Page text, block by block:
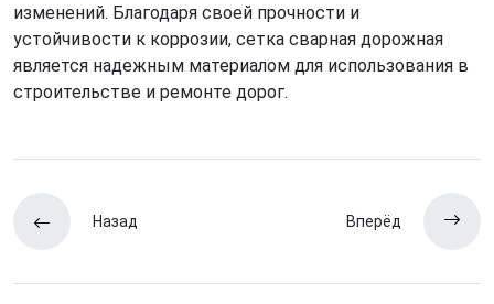
изменений. Благодаря своей прочности и
устойчивости к коррозии, сетка сварная дорожная
является надежным материалом для использования в
строительстве и ремонте дорог.
Назад Вперёд